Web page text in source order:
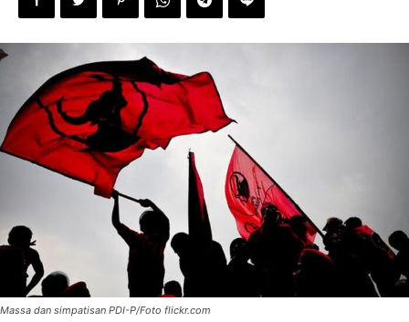
Massa dan simpatisan PDI-P/Foto flickr.com